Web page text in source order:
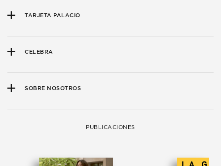
TARJETA PALACIO
CELEBRA
SOBRE NOSOTROS
PUBLICACIONES